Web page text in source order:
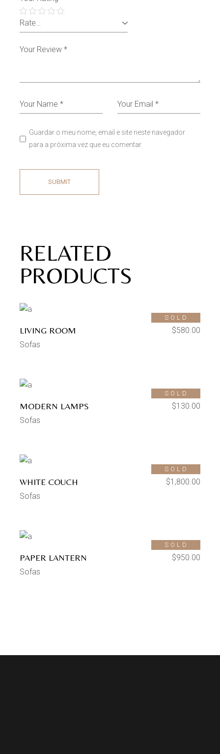
Guardar o meu nome, email e site neste navegador
para a próxima vez que eu comentar.
SUBMIT
RELATED
PRODUCTS
SOLD
LIVING ROOM $580.00
Sofas
SOLD
MODERN LAMPS $130.00
Sofas
SOLD
WHITE COUCH $1,800.00
Sofas
SOLD
PAPER LANTERN $950.00
Sofas